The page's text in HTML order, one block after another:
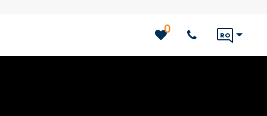
0 RO